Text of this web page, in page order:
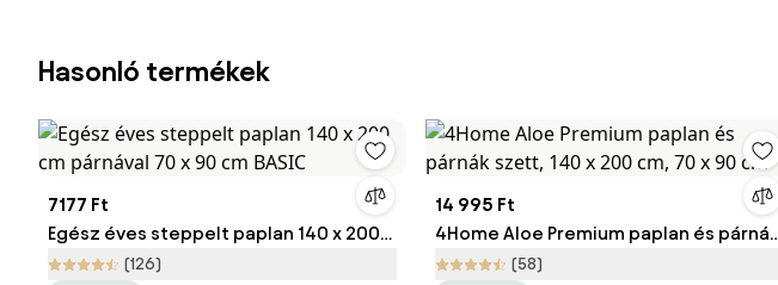
Hasonló termékek
7177 Ft
Egész éves steppelt paplan 140 x 200
cm párnával 70 x 90 cm BASIC
(126)
14 995 Ft
4Home Aloe Premium paplan és párnák
szett, 140 x 200 cm, 70 x 90 cm
(58)